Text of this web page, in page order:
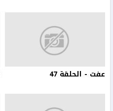
عفت - الحلقة 47